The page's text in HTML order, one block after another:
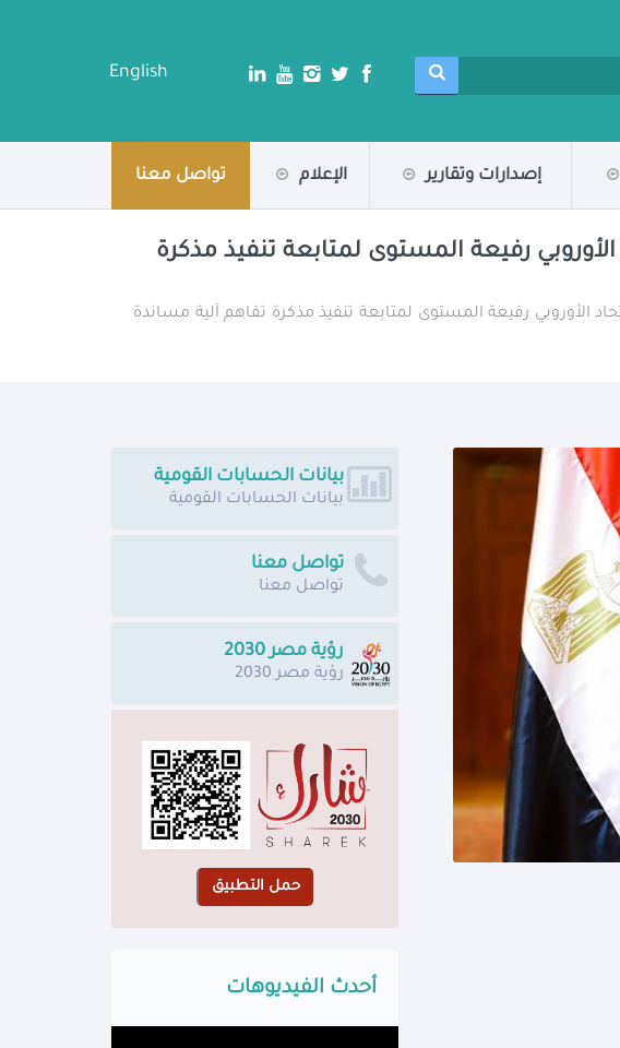
English
إصدارات وتقارير الإعلام تواصل معنا
رفيعة المستوى لمتابعة تنفيذ مذكرة
الأوروبي رفيعة المستوى لمتابعة تنفيذ مذكرة تفاهم آلية مساندة
بيانات الحسابات القومية
بيانات الحسابات القومية
تواصل معنا
تواصل معنا
رؤية مصر 2030
رؤية مصر 2030
أحدث الفيديوهات